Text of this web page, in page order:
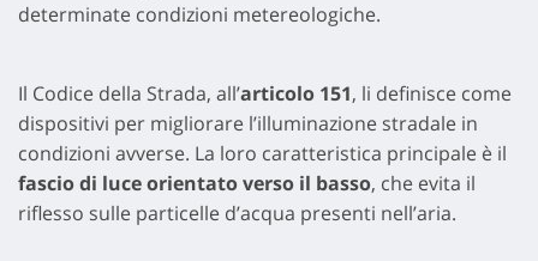
determinate condizioni metereologiche.
Il Codice della Strada, all’articolo 151, li definisce come
dispositivi per migliorare l’illuminazione stradale in
condizioni avverse. La loro caratteristica principale è il
fascio di luce orientato verso il basso, che evita il
riflesso sulle particelle d’acqua presenti nell’aria.